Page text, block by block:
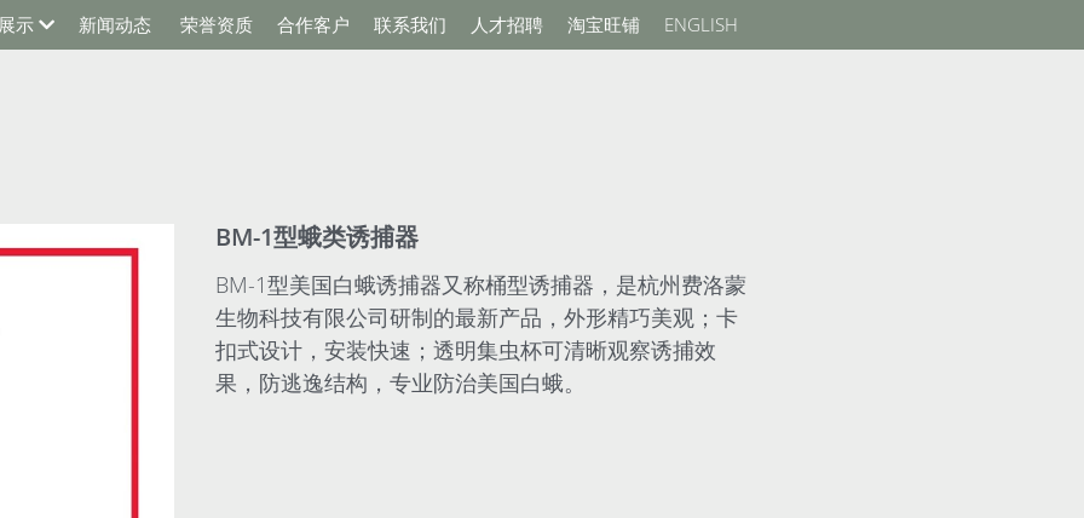
示 新闻动态 荣誉资质 合作客户 联系我们 人才招聘 淘宝旺铺 ENGLISH
BM-1型蛾类诱捕器
BM-1型美国白蛾诱捕器又称桶型诱捕器，是杭州费洛蒙
生物科技有限公司研制的最新产品，外形精巧美观；卡
扣式设计，安装快速；透明集虫杯可清晰观察诱捕效
果，防逃逸结构，专业防治美国白蛾。